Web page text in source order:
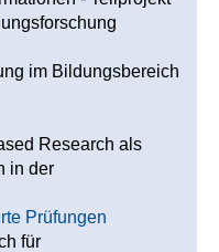
im Bildungsbereich
Research als
in der
Prüfungen
für